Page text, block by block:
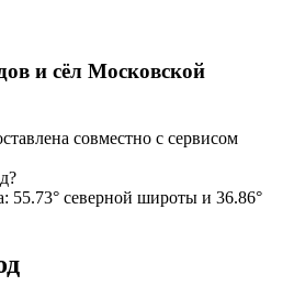
и сёл Московской
совместно с сервисом
55.73° северной широты и 36.86°